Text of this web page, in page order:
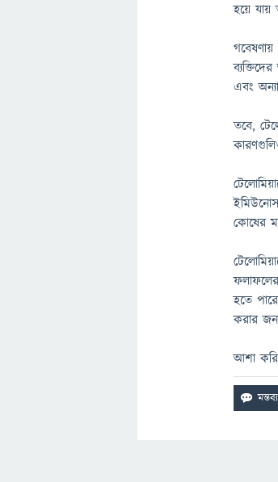
হয়ে যায়
গবেষণায়
এবং
তবে,
কোষের
হতে
করার
আশা